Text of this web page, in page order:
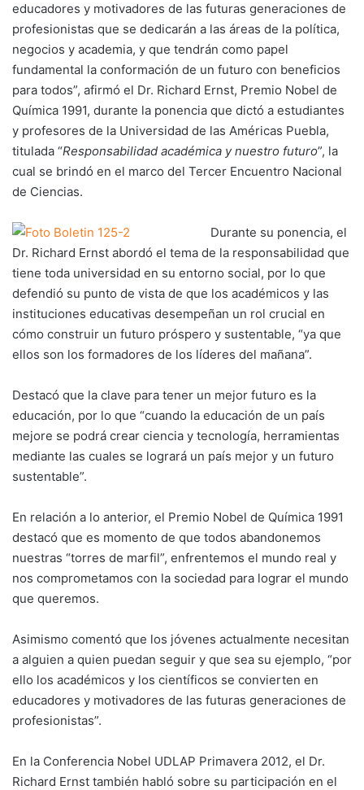
educadores y motivadores de las futuras generaciones de
profesionistas que se dedicarán a las áreas de la política,
negocios y academia, y que tendrán como papel
fundamental la conformación de un futuro con beneficios
para todos”, afirmó el Dr. Richard Ernst, Premio Nobel de
Química 1991, durante la ponencia que dictó a estudiantes
y profesores de la Universidad de las Américas Puebla,
titulada “Responsabilidad académica y nuestro futuro”, la
cual se brindó en el marco del Tercer Encuentro Nacional
de Ciencias.
Durante su ponencia, el
Dr. Richard Ernst abordó el tema de la responsabilidad que
tiene toda universidad en su entorno social, por lo que
defendió su punto de vista de que los académicos y las
instituciones educativas desempeñan un rol crucial en
cómo construir un futuro próspero y sustentable, “ya que
ellos son los formadores de los líderes del mañana”.
Destacó que la clave para tener un mejor futuro es la
educación, por lo que “cuando la educación de un país
mejore se podrá crear ciencia y tecnología, herramientas
mediante las cuales se logrará un país mejor y un futuro
sustentable”.
En relación a lo anterior, el Premio Nobel de Química 1991
destacó que es momento de que todos abandonemos
nuestras “torres de marfil”, enfrentemos el mundo real y
nos comprometamos con la sociedad para lograr el mundo
que queremos.
Asimismo comentó que los jóvenes actualmente necesitan
a alguien a quien puedan seguir y que sea su ejemplo, “por
ello los académicos y los científicos se convierten en
educadores y motivadores de las futuras generaciones de
profesionistas”.
En la Conferencia Nobel UDLAP Primavera 2012, el Dr.
Richard Ernst también habló sobre su participación en el